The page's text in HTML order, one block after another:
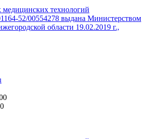
технологий
52/00554278 выдана Министерством
области 19.02.2019 г.,